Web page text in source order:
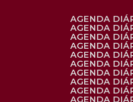
AGENDA
AGENDA
AGENDA
AGENDA
AGENDA
AGENDA
AGENDA
AGENDA
AGENDA
AGENDA